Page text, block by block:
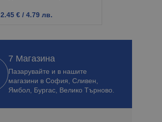
2.45 € / 4.79 лв.
7 Магазина
Пазарувайте и в нашите
магазини в София, Сливен,
Ямбол, Бургас, Велико Търново.